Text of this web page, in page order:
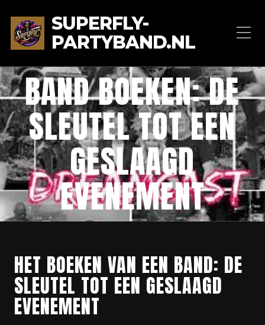
SUPERFLY-
PARTYBAND.NL
BAND BOEKEN: DE
SLEUTEL TOT EEN
GESLAAGD
EVENEMENT
HET BOEKEN VAN EEN BAND: DE
SLEUTEL TOT EEN GESLAAGD
EVENEMENT